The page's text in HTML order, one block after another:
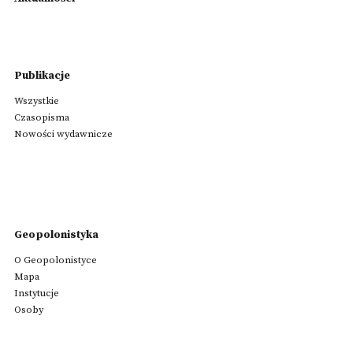
Publikacje
Wszystkie
Czasopisma
Nowości wydawnicze
Geopolonistyka
O Geopolonistyce
Mapa
Instytucje
Osoby